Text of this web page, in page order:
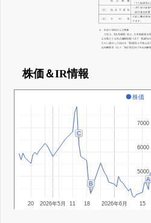
株価＆IR情報
株価
2026年5月 2026年6月
20 11 18 15
5000
5000
6000
6000
7000
7000
C
B
A